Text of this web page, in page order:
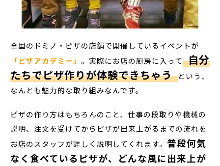
全国のドミノ・ピザの店舗で開催しているイベントが
「ピザアカデミー」 。実際にお店の厨房に入って 自分
たちでピザ作りが体験できちゃう という、
なんとも魅力的な取り組みなんです。
ピザの作り方はもちろんのこと、仕事の段取りや機械の
説明、注文を受けてからピザが出来上がるまでの流れを
お店のスタッフが詳しく説明してくれます。普段何気
なく食べているピザが、どんな風に出来上が